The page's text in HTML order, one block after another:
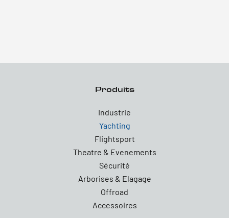
Produits
Industrie
Yachting
Flightsport
Theatre & Evenements
Sécurité
Arborises & Elagage
Offroad
Accessoires